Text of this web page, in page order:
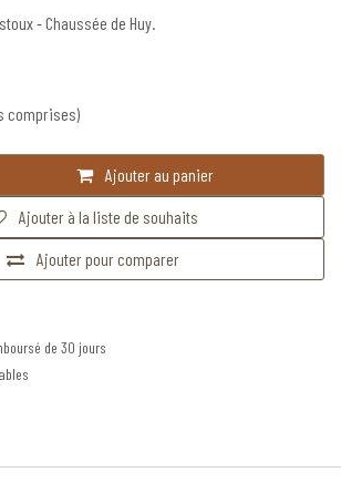
- Chaussée de Huy.
comprises)
Ajouter au panier
Ajouter pour comparer
Ajouter à la liste de souhaits
de 30 jours